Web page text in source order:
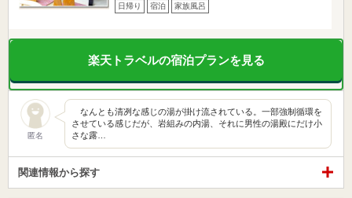
日帰り 宿泊 家族風呂
楽天トラベルの宿泊プランを見る
匿名
なんとも清冽な感じの湯が掛け流されている。一部強制循環を
させている感じだが、岩組みの内湯、それに男性の湯殿にだけ小
さな露…
関連情報から探す